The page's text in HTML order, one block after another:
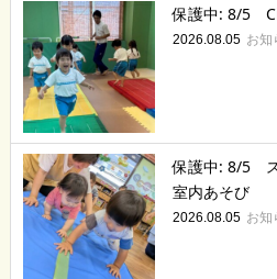
保護中: 8/5
2026.08.05 お知
保護中: 8/5
室内あそび
2026.08.05 お知